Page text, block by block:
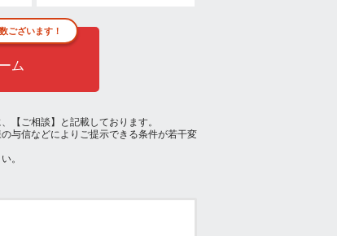
ございます！
ム
【ご相談】と記載しております。
与信などによりご提示できる条件が若干変
。